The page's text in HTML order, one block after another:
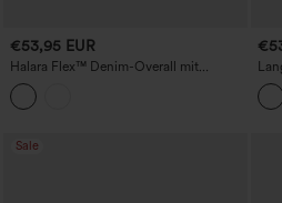
€53,95 EUR
Halara Flex™ Denim-Overall mit
Kordelzug, geradem Bein und Taschen
Sale